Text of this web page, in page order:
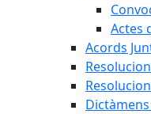
Actes
Acords